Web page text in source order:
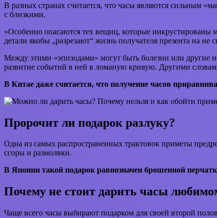
В разных странах считается, что часы являются сильным
с близкими.
«Особенно опасаются тех вещиц, которые
детали якобы „разрезают“ жизнь получателя презента на не
Между этими «эпизодами» могут быть болезни или другие
развитие событий в ней в ломаную кривую. Другими
В Китае даже считается, что получение часов
Пророчит ли подарок разлуку?
Одна из самых распространенных трактовок приметы
ссоры и размолвки.
В Японии такой подарок равнозначен брошенной
Почему не стоит дарить часы
Чаще всего часы выбирают подарком для своей второй